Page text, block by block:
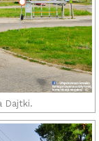
Dajtki.